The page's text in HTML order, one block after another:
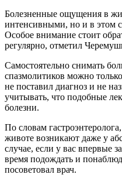
Болезненные ощущения в
интенсивными, но и в этом
Особое внимание стоит
регулярно, отметил
Самостоятельно снимать
спазмолитиков можно
не поставил диагноз и не
учитывать, что подобные
болезни.
По словам
животе возникают даже у
случае, если у вас впервые
время подождать и
посоветовал врач.